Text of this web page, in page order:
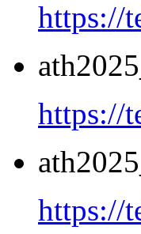
https://
https://
https://